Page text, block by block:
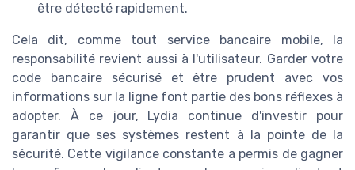
être détecté rapidement.
Cela dit, comme tout service bancaire mobile, la
responsabilité revient aussi à l'utilisateur. Garder votre
code bancaire sécurisé et être prudent avec vos
informations sur la ligne font partie des bons réflexes à
adopter. À ce jour, Lydia continue d'investir pour
garantir que ses systèmes restent à la pointe de la
sécurité. Cette vigilance constante a permis de gagner